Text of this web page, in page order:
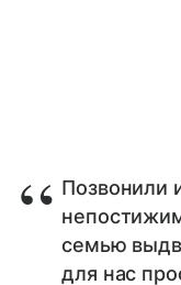
Позвонили
семью
для нас